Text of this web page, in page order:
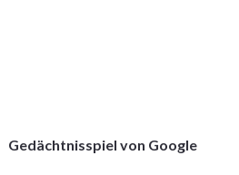
Gedächtnisspiel von Google